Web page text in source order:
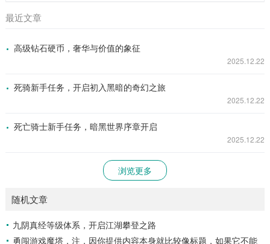
最近文章
高级钻石硬币，奢华与价值的象征
2025.12.22
死骑新手任务，开启初入黑暗的奇幻之旅
2025.12.22
死亡骑士新手任务，暗黑世界序章开启
2025.12.22
浏览更多
随机文章
九阴真经等级体系，开启江湖攀登之路
勇闯游戏魔塔，注，因你提供内容本身就比较像标题，如果它不能